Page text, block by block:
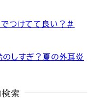
つけてて良い？＃
しすぎ？夏の外耳炎
索